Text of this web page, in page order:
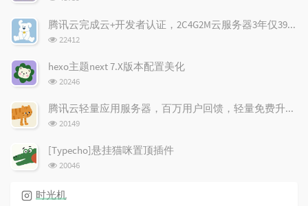
次
数:
腾讯云完成云+开发者认证，2C4G2M云服务器3年仅398元(限新)！
浏
数:
22412
hexo主题next 7.X版本配置美化
浏
次
数:
20246
腾讯云轻量应用服务器，百万用户回馈，轻量免费升配！
浏
数:
20149
[Typecho]悬挂猫咪置顶插件
浏
次
数:
20046
时光机